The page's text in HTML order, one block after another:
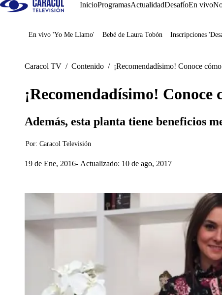
InicioProgramasActualidadDesafíoEn vivo
Juegos
En vivo 'Yo Me Llamo' Bebé de Laura Tobón Inscripciones
Caracol TV / Contenido / ¡Recomendadísimo! Conoce
¡Recomendadísimo!
Además, esta planta tiene beneficios
Por: Caracol Televisión
19 de Ene, 2016 Actualizado: 10 de ago, 2017